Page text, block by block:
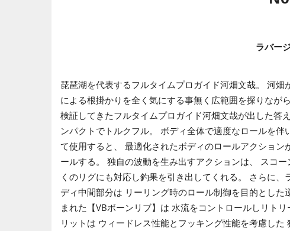
ラバー
琵琶湖を代表するフルタイムプロガイド河畑文哉。 河
による根掛かりを全く気にする事無く広範囲を探りなが
検証してきたフルタイムプロガイド河畑文哉が出した答
ンパクトでトルクフル。 ボディ全体で適度なロールを
て使用すると、 最適化されたボディのロールアクショ
ールする。 独自の波動を生み出すアクションは、 スコ
くのリグにも対応し釣果を引き出してくれる。 さらに
ディ中間部分は リーリング時のロール制御を目的とし
まれた【VBボーンリブ】は 水流をコントロールしリト
リットは ウィードレス性能とフッキング性能を考慮し